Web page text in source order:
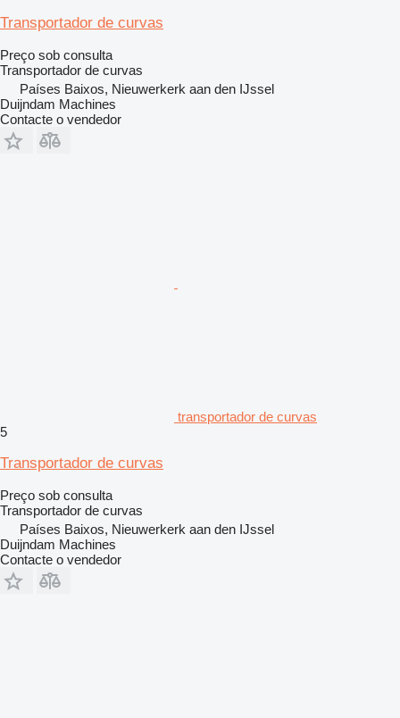
Transportador de curvas
Preço sob consulta
Transportador de curvas
Países Baixos, Nieuwerkerk aan den IJssel
Duijndam Machines
Contacte o vendedor
transportador de curvas
5
Transportador de curvas
Preço sob consulta
Transportador de curvas
Países Baixos, Nieuwerkerk aan den IJssel
Duijndam Machines
Contacte o vendedor